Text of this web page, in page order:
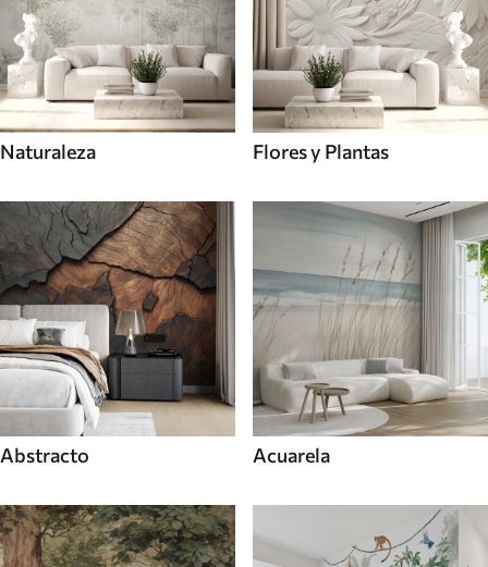
Naturaleza Flores y Plantas
Abstracto Acuarela